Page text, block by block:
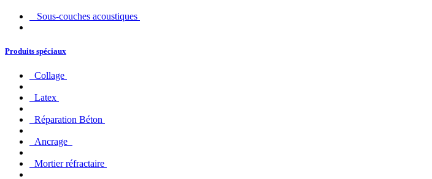
Sous-couches acoustiques
Produits spéciaux
Collage
Latex
Réparation Béton
Ancrage
Mortier réfractaire